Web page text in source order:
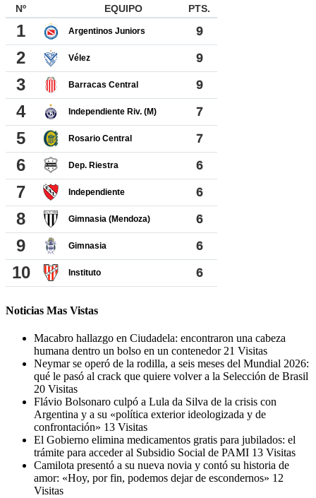
Noticias Mas Vistas
Macabro hallazgo en Ciudadela: encontraron una cabeza
humana dentro un bolso en un contenedor 21 Visitas
Neymar se operó de la rodilla, a seis meses del Mundial 2026:
qué le pasó al crack que quiere volver a la Selección de Brasil
20 Visitas
Flávio Bolsonaro culpó a Lula da Silva de la crisis con
Argentina y a su «política exterior ideologizada y de
confrontación» 13 Visitas
El Gobierno elimina medicamentos gratis para jubilados: el
trámite para acceder al Subsidio Social de PAMI 13 Visitas
Camilota presentó a su nueva novia y contó su historia de
amor: «Hoy, por fin, podemos dejar de escondernos» 12
Visitas